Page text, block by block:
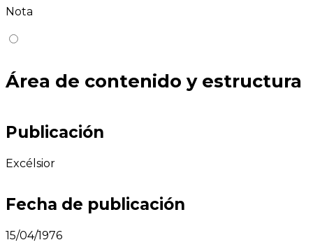
Nota
Área de contenido y estructura
Publicación
Excélsior
Fecha de publicación
15/04/1976